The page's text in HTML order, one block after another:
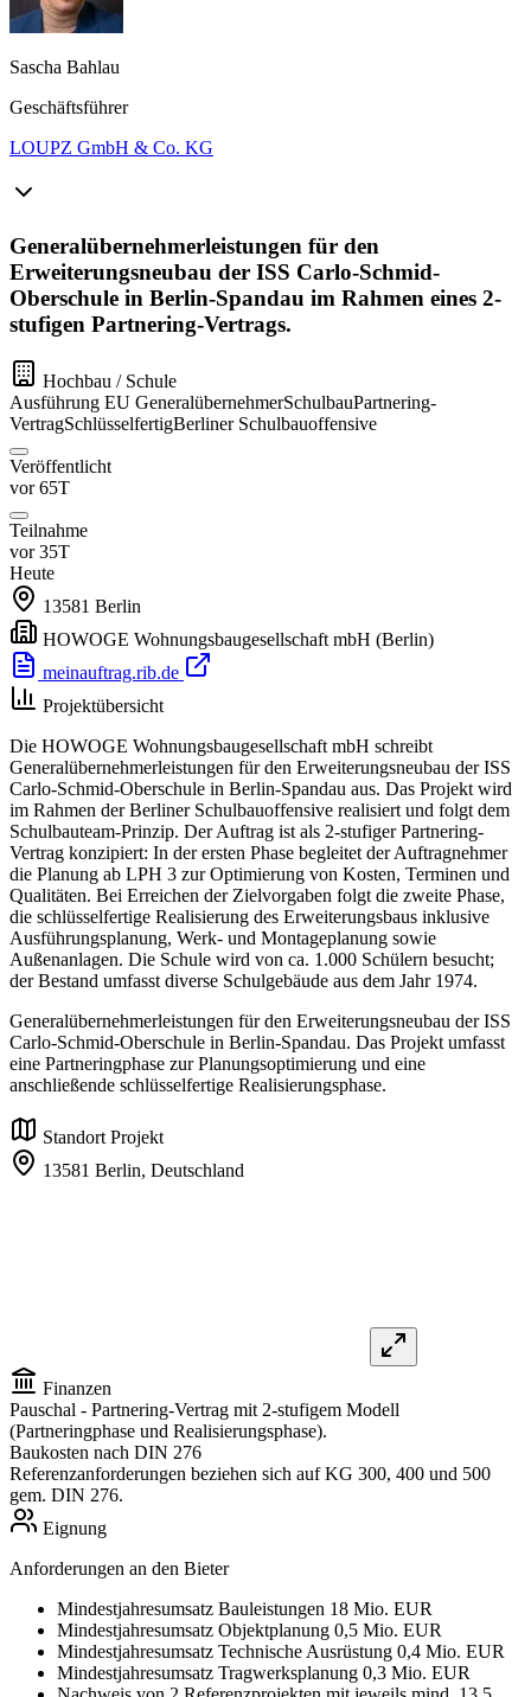
Sascha Bahlau
Geschäftsführer
LOUPZ GmbH & Co. KG
Generalübernehmerleistungen für den
Erweiterungsneubau der ISS Carlo-Schmid-
Oberschule in Berlin-Spandau im Rahmen eines 2-
stufigen Partnering-Vertrags.
Hochbau / Schule
Ausführung EU GeneralübernehmerSchulbauPartnering-
VertragSchlüsselfertigBerliner Schulbauoffensive
Veröffentlicht
vor 65T
Teilnahme
vor 35T
Heute
13581 Berlin
HOWOGE Wohnungsbaugesellschaft mbH (Berlin)
meinauftrag.rib.de
Projektübersicht
Die HOWOGE Wohnungsbaugesellschaft mbH schreibt
Generalübernehmerleistungen für den Erweiterungsneubau der ISS
Carlo-Schmid-Oberschule in Berlin-Spandau aus. Das Projekt wird
im Rahmen der Berliner Schulbauoffensive realisiert und folgt dem
Schulbauteam-Prinzip. Der Auftrag ist als 2-stufiger Partnering-
Vertrag konzipiert: In der ersten Phase begleitet der Auftragnehmer
die Planung ab LPH 3 zur Optimierung von Kosten, Terminen und
Qualitäten. Bei Erreichen der Zielvorgaben folgt die zweite Phase,
die schlüsselfertige Realisierung des Erweiterungsbaus inklusive
Ausführungsplanung, Werk- und Montageplanung sowie
Außenanlagen. Die Schule wird von ca. 1.000 Schülern besucht;
der Bestand umfasst diverse Schulgebäude aus dem Jahr 1974.
Generalübernehmerleistungen für den Erweiterungsneubau der ISS
Carlo-Schmid-Oberschule in Berlin-Spandau. Das Projekt umfasst
eine Partneringphase zur Planungsoptimierung und eine
anschließende schlüsselfertige Realisierungsphase.
Standort Projekt
13581 Berlin, Deutschland
Finanzen
Pauschal - Partnering-Vertrag mit 2-stufigem Modell
(Partneringphase und Realisierungsphase).
Baukosten nach DIN 276
Referenzanforderungen beziehen sich auf KG 300, 400 und 500
gem. DIN 276.
Eignung
Anforderungen an den Bieter
Mindestjahresumsatz Bauleistungen 18 Mio. EUR
Mindestjahresumsatz Objektplanung 0,5 Mio. EUR
Mindestjahresumsatz Technische Ausrüstung 0,4 Mio. EUR
Mindestjahresumsatz Tragwerksplanung 0,3 Mio. EUR